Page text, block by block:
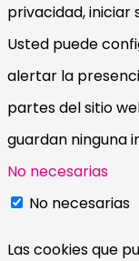
privacidad, iniciar
Usted puede
alertar la
partes del sitio
guardan ninguna
No necesarias
No necesarias
Las cookies que